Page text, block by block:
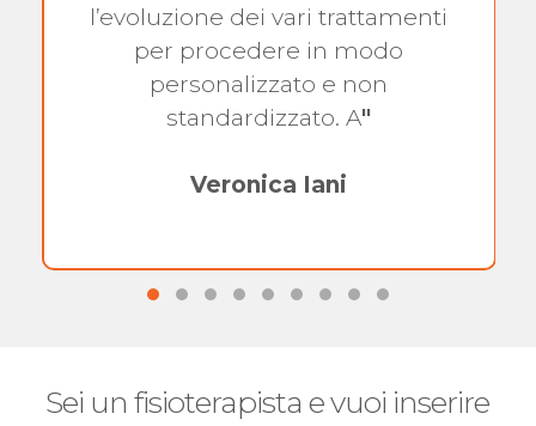
l’evoluzione dei vari trattamenti
per procedere in modo
personalizzato e non
standardizzato. A"
Veronica Iani
Sei un fisioterapista e vuoi inserire